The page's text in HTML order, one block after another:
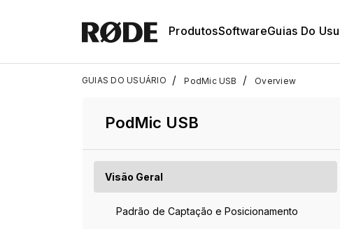
ProdutosSoftwareGuias Do
GUIAS DO USUÁRIO / PodMic USB / Overview
PodMic USB
Visão Geral
Padrão de Captação e Posicionamento